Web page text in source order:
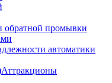
обратной промывки
автоматики
Аттракционы